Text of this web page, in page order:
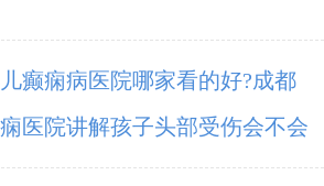
癫痫病医院哪家看的好?成都
痫要多少钱
医院讲解孩子头部受伤会不会